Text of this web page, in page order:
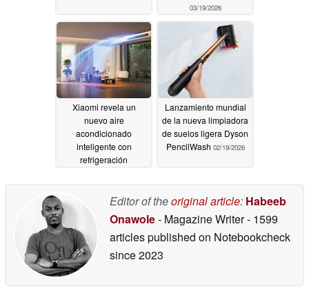
03/19/2026
Xiaomi revela un
nuevo aire
acondicionado
inteligente con
refrigeración
Lanzamiento mundial
de la nueva limpiadora
de suelos ligera Dyson
PencilWash 02/19/2026
Editor of theoriginal article: Habeeb
Onawole- Magazine Writer- 1599
articles published on Notebookcheck
since 2023